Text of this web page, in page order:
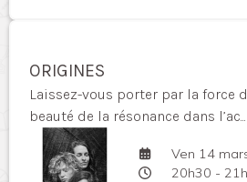
ORIGINES
Laissez-vous porter par la force
beauté de la résonance dans l’ac...
Ven 14
20h30 -